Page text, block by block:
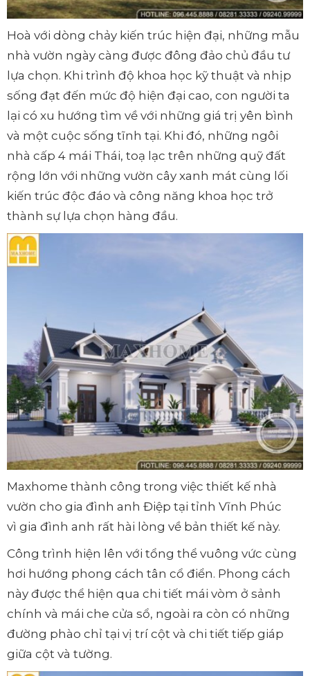
Hoà với dòng chảy kiến trúc hiện đại, những mẫu
nhà vườn ngày càng được đông đảo chủ đầu tư
lựa chọn. Khi trình độ khoa học kỹ thuật và nhịp
sống đạt đến mức độ hiện đại cao, con người ta
lại có xu hướng tìm về với những giá trị yên bình
và một cuộc sống tĩnh tại. Khi đó, những ngôi
nhà cấp 4 mái Thái, toạ lạc trên những quỹ đất
rộng lớn với những vườn cây xanh mát cùng lối
kiến trúc độc đáo và công năng khoa học trở
thành sự lựa chọn hàng đầu.
Maxhome thành công trong việc thiết kế nhà
vườn cho gia đình anh Điệp tại tỉnh Vĩnh Phúc
vì gia đình anh rất hài lòng về bản thiết kế này.
Công trình hiện lên với tổng thể vuông vức cùng
hơi hướng phong cách tân cổ điển. Phong cách
này được thể hiện qua chi tiết mái vòm ở sảnh
chính và mái che cửa sổ, ngoài ra còn có những
đường phào chỉ tại vị trí cột và chi tiết tiếp giáp
giữa cột và tường.